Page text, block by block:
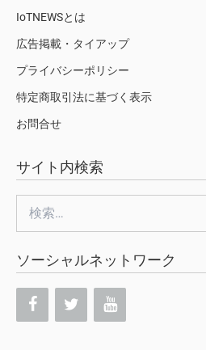
IoTNEWSとは
広告掲載・タイアップ
プライバシーポリシー
特定商取引法に基づく表示
お問合せ
サイト内検索
ソーシャルネットワーク